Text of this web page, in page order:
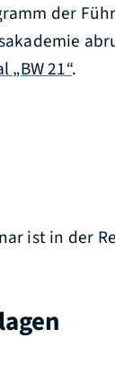
der
21“.
ist in der